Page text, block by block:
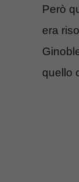
Però
era
quello